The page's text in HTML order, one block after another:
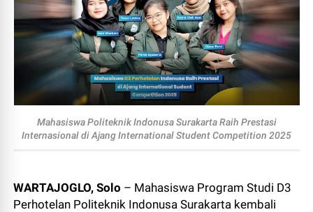
Mahasiswa Politeknik Indonusa Surakarta Raih Prestasi
Internasional di Ajang International Student Competition 2025
WARTAJOGLO, Solo – Mahasiswa Program Studi D3
Perhotelan Politeknik Indonusa Surakarta kembali